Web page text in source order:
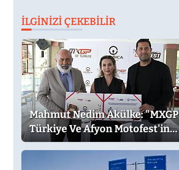
İLGINIZI ÇEKEBILIR
Mahmut Nedim Akülke: "MXGP
Türkiye Ve Afyon Motofest'in
Ülkemize Katkısı Çok Büyük"